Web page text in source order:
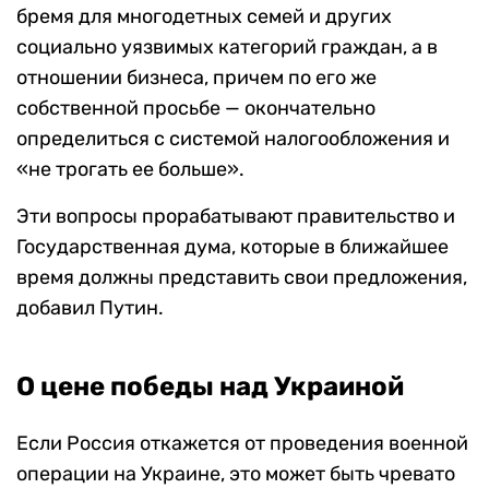
бремя для многодетных семей и других
социально уязвимых категорий граждан, а в
отношении бизнеса, причем по его же
собственной просьбе — окончательно
определиться с системой налогообложения и
«не трогать ее больше».
Эти вопросы прорабатывают правительство и
Государственная дума, которые в ближайшее
время должны представить свои предложения,
добавил Путин.
О цене победы над Украиной
Если Россия откажется от проведения военной
операции на Украине, это может быть чревато